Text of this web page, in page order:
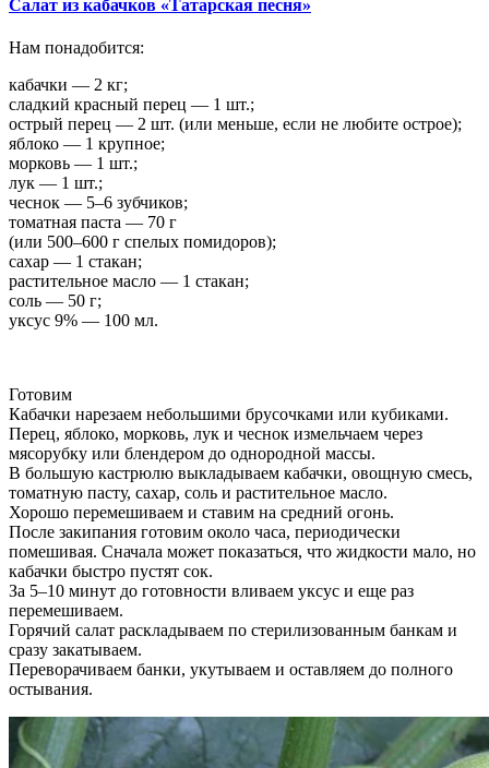
Салат из кабачков «Татарская песня»
Нам понадобится:
кабачки — 2 кг;
сладкий красный перец — 1 шт.;
острый перец — 2 шт. (или меньше, если не любите острое);
яблоко — 1 крупное;
морковь — 1 шт.;
лук — 1 шт.;
чеснок — 5–6 зубчиков;
томатная паста — 70 г
(или 500–600 г спелых помидоров);
сахар — 1 стакан;
растительное масло — 1 стакан;
соль — 50 г;
уксус 9% — 100 мл.
Готовим
Кабачки нарезаем небольшими брусочками или кубиками.
Перец, яблоко, морковь, лук и чеснок измельчаем через
мясорубку или блендером до однородной массы.
В большую кастрюлю выкладываем кабачки, овощную смесь,
томатную пасту, сахар, соль и растительное масло.
Хорошо перемешиваем и ставим на средний огонь.
После закипания готовим около часа, периодически
помешивая. Сначала может показаться, что жидкости мало, но
кабачки быстро пустят сок.
За 5–10 минут до готовности вливаем уксус и еще раз
перемешиваем.
Горячий салат раскладываем по стерилизованным банкам и
сразу закатываем.
Переворачиваем банки, укутываем и оставляем до полного
остывания.